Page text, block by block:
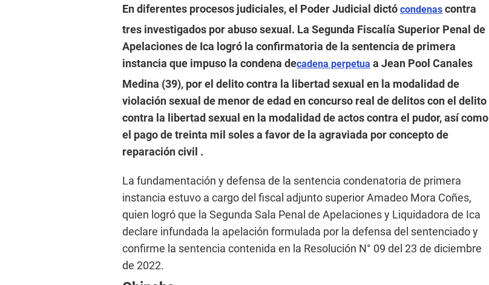
En diferentes procesos judiciales, el Poder Judicial dictó condenas contra
tres investigados por abuso sexual. La Segunda Fiscalía Superior Penal de
Apelaciones de Ica logró la confirmatoria de la sentencia de primera
instancia que impuso la condena decadena perpetua a Jean Pool Canales
Medina (39), por el delito contra la libertad sexual en la modalidad de
violación sexual de menor de edad en concurso real de delitos con el delito
contra la libertad sexual en la modalidad de actos contra el pudor, así como
el pago de treinta mil soles a favor de la agraviada por concepto de
reparación civil .
La fundamentación y defensa de la sentencia condenatoria de primera
instancia estuvo a cargo del fiscal adjunto superior Amadeo Mora Coñes,
quien logró que la Segunda Sala Penal de Apelaciones y Liquidadora de Ica
declare infundada la apelación formulada por la defensa del sentenciado y
confirme la sentencia contenida en la Resolución N° 09 del 23 de diciembre
de 2022.